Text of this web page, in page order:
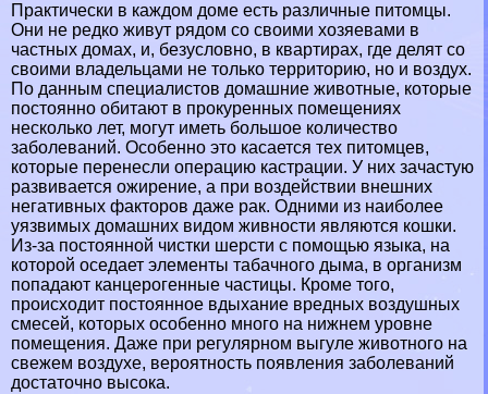
Пpaктически в каждом доме есть различные питомцы.
Они не редко живут рядом со своими хозяевами в
частных домах, и, безусловно, в квартирах, где делят со
своими владельцами не только территорию, но и воздух.
По данным специалистов домашние животные, которые
постоянно обитают в прокуренных помещениях
несколько лет, могут иметь большое количество
заболеваний. Особенно это касается тех питомцев,
которые перенесли операцию кастрации. У них зачастую
развивается ожирение, а при воздействии внешних
негативных факторов даже paк. Одними из наиболее
уязвимых домашних видом живности являются кошки.
Из-за постоянной чистки шерсти с помощью языка, на
которой оседает элементы табачного дыма, в организм
попадают канцерогенные частицы. Кроме того,
происходит постоянное вдыхание вредных воздушных
смесей, которых особенно много на нижнем уровне
помещения. Даже при регулярном выгуле животного на
свежем воздухе, вероятность появления заболеваний
достаточно высока.